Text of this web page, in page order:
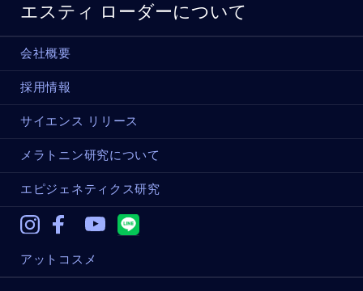
エスティ ローダーについて
会社概要
採用情報
サイエンス リリース
メラトニン研究について
エピジェネティクス研究
InstagramFacebook
アットコスメ